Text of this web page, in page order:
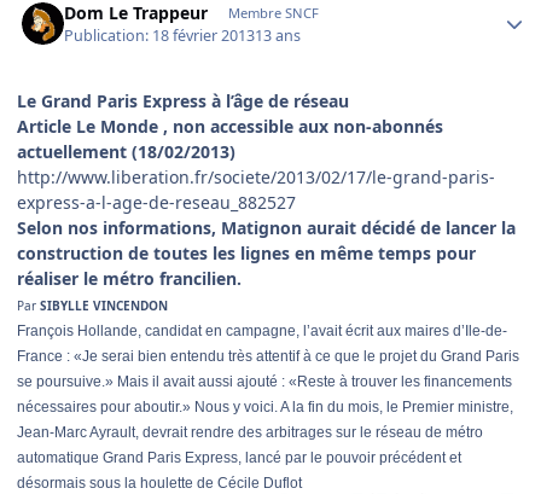
Dom Le Trappeur Membre SNCF
Publication: 18 février 201313 ans
Le Grand Paris Express à l’âge de réseau
Article Le Monde , non accessible aux non-abonnés
actuellement (18/02/2013)
http://www.liberation.fr/societe/2013/02/17/le-grand-paris-
express-a-l-age-de-reseau_882527
Selon nos informations, Matignon aurait décidé de lancer la
construction de toutes les lignes en même temps pour
réaliser le métro francilien.
Par SIBYLLE VINCENDON
François Hollande, candidat en campagne, l’avait écrit aux maires d’Ile-de-
France : «Je serai bien entendu très attentif à ce que le projet du Grand Paris
se poursuive.» Mais il avait aussi ajouté : «Reste à trouver les financements
nécessaires pour aboutir.» Nous y voici. A la fin du mois, le Premier ministre,
Jean-Marc Ayrault, devrait rendre des arbitrages sur le réseau de métro
automatique Grand Paris Express, lancé par le pouvoir précédent et
désormais sous la houlette de Cécile Duflot